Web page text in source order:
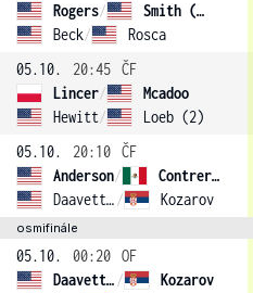
Rogers/
Smith (4)
Beck/ Rosca
05.10.
20:45 ČF
Lincer/
Mcadoo
Hewitt/ Loeb (2)
05.10.
20:10 ČF
Anderson/
Contreras Gomez (3)
Daavettila / Kozarov
osmifinále
05.10. 00:20 OF
Daavettila /
Kozarov